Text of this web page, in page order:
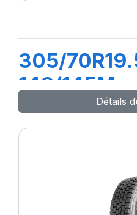
305/
148/145M
Détails